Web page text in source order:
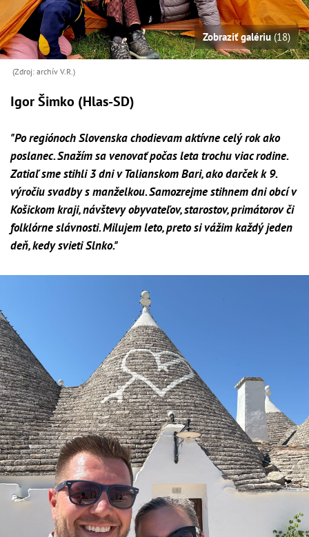
Zobraziť galériu(18)
(Zdroj: archív V.R.)
Igor Šimko (Hlas-SD)
"Po regiónoch Slovenska chodievam aktívne celý rok ako
poslanec. Snažím sa venovať počas leta trochu viac rodine.
Zatiaľ sme stihli 3 dni v Talianskom Bari, ako darček k 9.
výročiu svadby s manželkou. Samozrejme stihnem dni obcí v
Košickom kraji, návštevy obyvateľov, starostov, primátorov či
folklórne slávnosti. Milujem leto, preto si vážim každý jeden
deň, kedy svieti Slnko."